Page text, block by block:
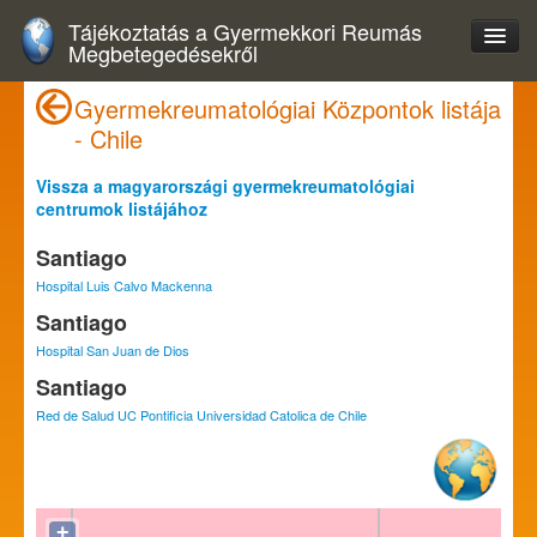
Tájékoztatás a Gyermekkori Reumás
Megbetegedésekről
Gyermekreumatológiai Központok listája
- Chile
Vissza a magyarországi gyermekreumatológiai
centrumok listájához
Santiago
Hospital Luis Calvo Mackenna
Santiago
Hospital San Juan de Dios
Santiago
Red de Salud UC Pontificia Universidad Catolica de Chile
+